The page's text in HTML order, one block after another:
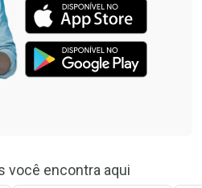
você encontra aqui